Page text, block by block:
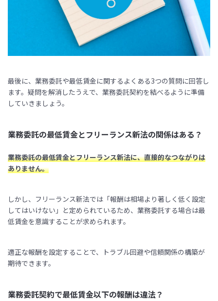
最後に、業務委託や最低賃金に関するよくある3つの質問に回答し
ます。疑問を解消したうえで、業務委託契約を結べるように準備
していきましょう。
業務委託の最低賃金とフリーランス新法の関係はある？
業務委託の最低賃金とフリーランス新法に、直接的なつながりは
ありません。
しかし、フリーランス新法では「報酬は相場より著しく低く設定
してはいけない」と定められているため、業務委託する場合は最
低賃金を意識することが求められます。
適正な報酬を設定することで、トラブル回避や信頼関係の構築が
期待できます。
業務委託契約で最低賃金以下の報酬は違法？